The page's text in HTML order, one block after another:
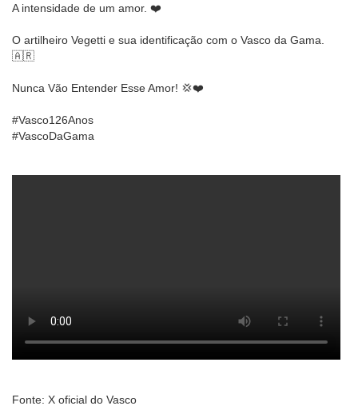
A intensidade de um amor. ❤️
O artilheiro Vegetti e sua identificação com o Vasco da Gama.
🇦🇷
Nunca Vão Entender Esse Amor! 💢❤️
#Vasco126Anos
#VascoDaGama
Fonte: X oficial do Vasco